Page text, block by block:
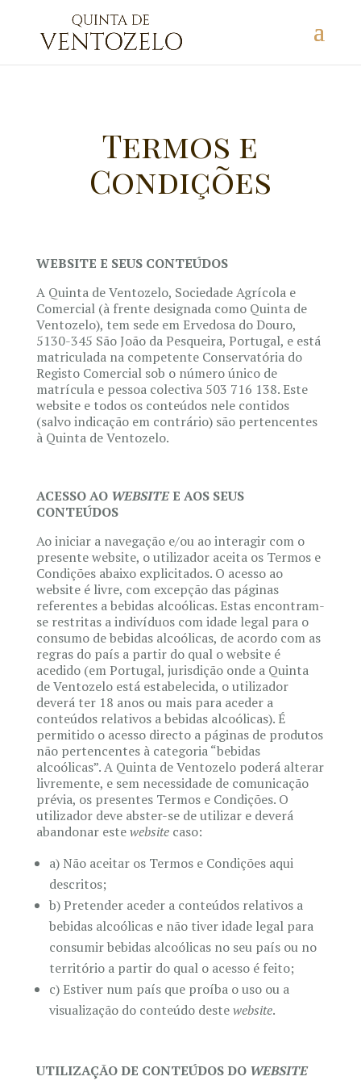
Termos e
Condições
WEBSITE E SEUS CONTEÚDOS
A Quinta de Ventozelo, Sociedade Agrícola e
Comercial (à frente designada como Quinta de
Ventozelo), tem sede em Ervedosa do Douro,
5130-345 São João da Pesqueira, Portugal, e está
matriculada na competente Conservatória do
Registo Comercial sob o número único de
matrícula e pessoa colectiva 503 716 138. Este
website e todos os conteúdos nele contidos
(salvo indicação em contrário) são pertencentes
à Quinta de Ventozelo.
ACESSO AO WEBSITEE AOS SEUS
CONTEÚDOS
Ao iniciar a navegação e/ou ao interagir com o
presente website, o utilizador aceita os Termos e
Condições abaixo explicitados. O acesso ao
website é livre, com excepção das páginas
referentes a bebidas alcoólicas. Estas encontram-
se restritas a indivíduos com idade legal para o
consumo de bebidas alcoólicas, de acordo com as
regras do país a partir do qual o website é
acedido (em Portugal, jurisdição onde a Quinta
de Ventozelo está estabelecida, o utilizador
deverá ter 18 anos ou mais para aceder a
conteúdos relativos a bebidas alcoólicas). É
permitido o acesso directo a páginas de produtos
não pertencentes à categoria “bebidas
alcoólicas”. A Quinta de Ventozelo poderá alterar
livremente, e sem necessidade de comunicação
prévia, os presentes Termos e Condições. O
utilizador deve abster-se de utilizar e deverá
abandonar estewebsitecaso:
a) Não aceitar os Termos e Condições aqui
descritos;
b) Pretender aceder a conteúdos relativos a
bebidas alcoólicas e não tiver idade legal para
consumir bebidas alcoólicas no seu país ou no
território a partir do qual o acesso é feito;
c) Estiver num país que proíba o uso ou a
visualização do conteúdo destewebsite.
UTILIZAÇÃO DE CONTEÚDOS DO WEBSITE